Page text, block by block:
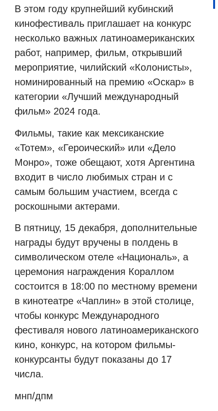
В этом году крупнейший кубинский
кинофестиваль приглашает на конкурс
несколько важных латиноамериканских
работ, например, фильм, открывший
мероприятие, чилийский «Колонисты»,
номинированный на премию «Оскар» в
категории «Лучший международный
фильм» 2024 года.
Фильмы, такие как мексиканские
«Тотем», «Героический» или «Дело
Монро», тоже обещают, хотя Аргентина
входит в число любимых стран и с
самым большим участием, всегда с
роскошными актерами.
В пятницу, 15 декабря, дополнительные
награды будут вручены в полдень в
символическом отеле «Националь», а
церемония награждения Кораллом
состоится в 18:00 по местному времени
в кинотеатре «Чаплин» в этой столице,
чтобы конкурс Международного
фестиваля нового латиноамериканского
кино, конкурс, на котором фильмы-
конкурсанты будут показаны до 17
числа.
мнп/дпм